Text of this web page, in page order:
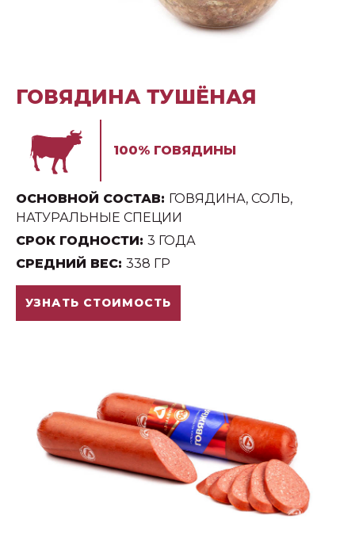
ГОВЯДИНА ТУШЁНАЯ
100% ГОВЯДИНЫ
ОСНОВНОЙ СОСТАВ: ГОВЯДИНА, СОЛЬ,
НАТУРАЛЬНЫЕ СПЕЦИИ
СРОК ГОДНОСТИ: 3 ГОДА
СРЕДНИЙ ВЕС: 338 ГР
УЗНАТЬ СТОИМОСТЬ